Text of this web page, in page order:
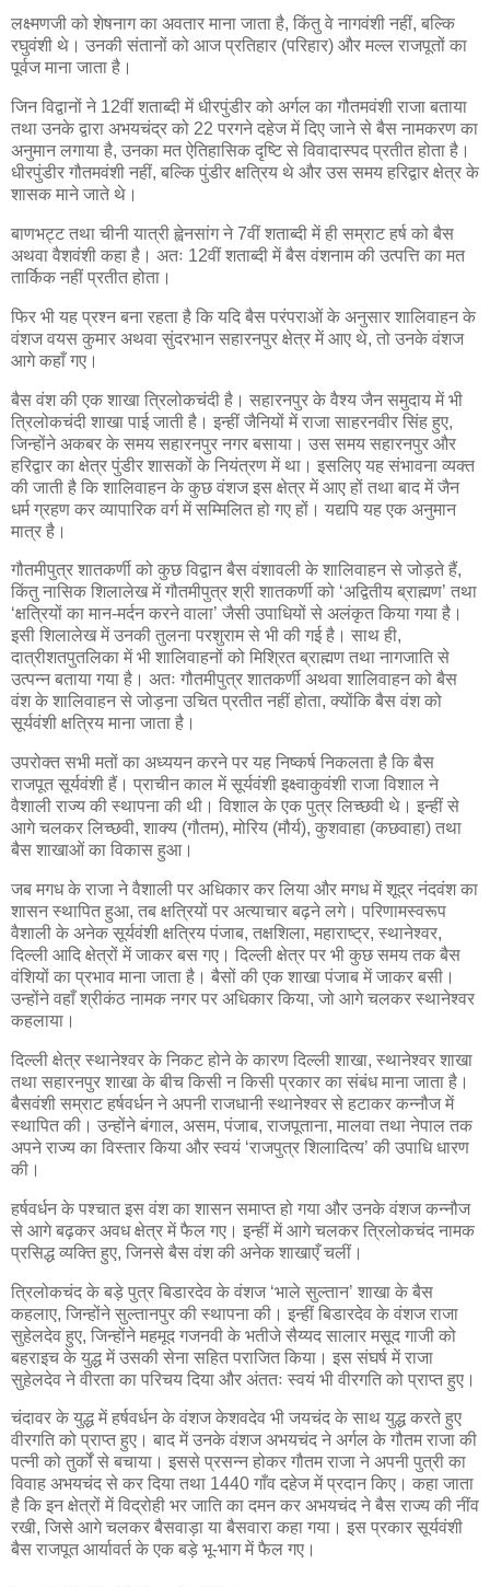
लक्ष्मणजी को शेषनाग का अवतार माना जाता है, किंतु वे नागवंशी नहीं, बल्कि
रघुवंशी थे। उनकी संतानों को आज प्रतिहार (परिहार) और मल्ल राजपूतों का
पूर्वज माना जाता है।
जिन विद्वानों ने 12वीं शताब्दी में धीरपुंडीर को अर्गल का गौतमवंशी राजा बताया
तथा उनके द्वारा अभयचंद्र को 22 परगने दहेज में दिए जाने से बैस नामकरण का
अनुमान लगाया है, उनका मत ऐतिहासिक दृष्टि से विवादास्पद प्रतीत होता है।
धीरपुंडीर गौतमवंशी नहीं, बल्कि पुंडीर क्षत्रिय थे और उस समय हरिद्वार क्षेत्र के
शासक माने जाते थे।
बाणभट्ट तथा चीनी यात्री ह्वेनसांग ने 7वीं शताब्दी में ही सम्राट हर्ष को बैस
अथवा वैशवंशी कहा है। अतः 12वीं शताब्दी में बैस वंशनाम की उत्पत्ति का मत
तार्किक नहीं प्रतीत होता।
फिर भी यह प्रश्न बना रहता है कि यदि बैस परंपराओं के अनुसार शालिवाहन के
वंशज वयस कुमार अथवा सुंदरभान सहारनपुर क्षेत्र में आए थे, तो उनके वंशज
आगे कहाँ गए।
बैस वंश की एक शाखा त्रिलोकचंदी है। सहारनपुर के वैश्य जैन समुदाय में भी
त्रिलोकचंदी शाखा पाई जाती है। इन्हीं जैनियों में राजा साहरनवीर सिंह हुए,
जिन्होंने अकबर के समय सहारनपुर नगर बसाया। उस समय सहारनपुर और
हरिद्वार का क्षेत्र पुंडीर शासकों के नियंत्रण में था। इसलिए यह संभावना व्यक्त
की जाती है कि शालिवाहन के कुछ वंशज इस क्षेत्र में आए हों तथा बाद में जैन
धर्म ग्रहण कर व्यापारिक वर्ग में सम्मिलित हो गए हों। यद्यपि यह एक अनुमान
मात्र है।
गौतमीपुत्र शातकर्णी को कुछ विद्वान बैस वंशावली के शालिवाहन से जोड़ते हैं,
किंतु नासिक शिलालेख में गौतमीपुत्र श्री शातकर्णी को ‘अद्वितीय ब्राह्मण’ तथा
‘क्षत्रियों का मान-मर्दन करने वाला’ जैसी उपाधियों से अलंकृत किया गया है।
इसी शिलालेख में उनकी तुलना परशुराम से भी की गई है। साथ ही,
दात्रीशतपुतलिका में भी शालिवाहनों को मिश्रित ब्राह्मण तथा नागजाति से
उत्पन्न बताया गया है। अतः गौतमीपुत्र शातकर्णी अथवा शालिवाहन को बैस
वंश के शालिवाहन से जोड़ना उचित प्रतीत नहीं होता, क्योंकि बैस वंश को
सूर्यवंशी क्षत्रिय माना जाता है।
उपरोक्त सभी मतों का अध्ययन करने पर यह निष्कर्ष निकलता है कि बैस
राजपूत सूर्यवंशी हैं। प्राचीन काल में सूर्यवंशी इक्ष्वाकुवंशी राजा विशाल ने
वैशाली राज्य की स्थापना की थी। विशाल के एक पुत्र लिच्छवी थे। इन्हीं से
आगे चलकर लिच्छवी, शाक्य (गौतम), मोरिय (मौर्य), कुशवाहा (कछवाहा) तथा
बैस शाखाओं का विकास हुआ।
जब मगध के राजा ने वैशाली पर अधिकार कर लिया और मगध में शूद्र नंदवंश का
शासन स्थापित हुआ, तब क्षत्रियों पर अत्याचार बढ़ने लगे। परिणामस्वरूप
वैशाली के अनेक सूर्यवंशी क्षत्रिय पंजाब, तक्षशिला, महाराष्ट्र, स्थानेश्वर,
दिल्ली आदि क्षेत्रों में जाकर बस गए। दिल्ली क्षेत्र पर भी कुछ समय तक बैस
वंशियों का प्रभाव माना जाता है। बैसों की एक शाखा पंजाब में जाकर बसी।
उन्होंने वहाँ श्रीकंठ नामक नगर पर अधिकार किया, जो आगे चलकर स्थानेश्वर
कहलाया।
दिल्ली क्षेत्र स्थानेश्वर के निकट होने के कारण दिल्ली शाखा, स्थानेश्वर शाखा
तथा सहारनपुर शाखा के बीच किसी न किसी प्रकार का संबंध माना जाता है।
बैसवंशी सम्राट हर्षवर्धन ने अपनी राजधानी स्थानेश्वर से हटाकर कन्नौज में
स्थापित की। उन्होंने बंगाल, असम, पंजाब, राजपूताना, मालवा तथा नेपाल तक
अपने राज्य का विस्तार किया और स्वयं ‘राजपुत्र शिलादित्य’ की उपाधि धारण
की।
हर्षवर्धन के पश्चात इस वंश का शासन समाप्त हो गया और उनके वंशज कन्नौज
से आगे बढ़कर अवध क्षेत्र में फैल गए। इन्हीं में आगे चलकर त्रिलोकचंद नामक
प्रसिद्ध व्यक्ति हुए, जिनसे बैस वंश की अनेक शाखाएँ चलीं।
त्रिलोकचंद के बड़े पुत्र बिडारदेव के वंशज ‘भाले सुल्तान’ शाखा के बैस
कहलाए, जिन्होंने सुल्तानपुर की स्थापना की। इन्हीं बिडारदेव के वंशज राजा
सुहेलदेव हुए, जिन्होंने महमूद गजनवी के भतीजे सैय्यद सालार मसूद गाजी को
बहराइच के युद्ध में उसकी सेना सहित पराजित किया। इस संघर्ष में राजा
सुहेलदेव ने वीरता का परिचय दिया और अंततः स्वयं भी वीरगति को प्राप्त हुए।
चंदावर के युद्ध में हर्षवर्धन के वंशज केशवदेव भी जयचंद के साथ युद्ध करते हुए
वीरगति को प्राप्त हुए। बाद में उनके वंशज अभयचंद ने अर्गल के गौतम राजा की
पत्नी को तुर्कों से बचाया। इससे प्रसन्न होकर गौतम राजा ने अपनी पुत्री का
विवाह अभयचंद से कर दिया तथा 1440 गाँव दहेज में प्रदान किए। कहा जाता
है कि इन क्षेत्रों में विद्रोही भर जाति का दमन कर अभयचंद ने बैस राज्य की नींव
रखी, जिसे आगे चलकर बैसवाड़ा या बैसवारा कहा गया। इस प्रकार सूर्यवंशी
बैस राजपूत आर्यावर्त के एक बड़े भू-भाग में फैल गए।